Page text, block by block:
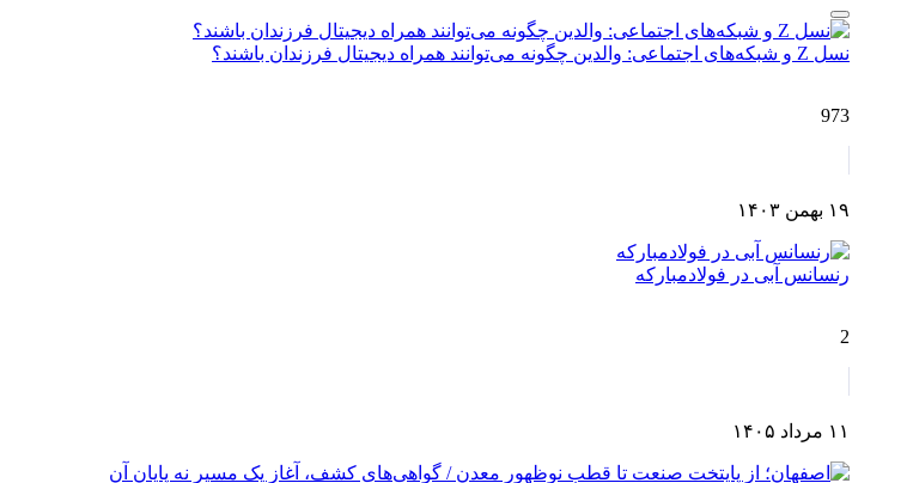
نسل Z و شبکه‌های اجتماعی: والدین چگونه می‌توانند همراه دیجیتال فرزندان باشند؟
973
۱۹ بهمن ۱۴۰۳
رنسانس آبی در فولادمبارکه
2
۱۱ مرداد ۱۴۰۵